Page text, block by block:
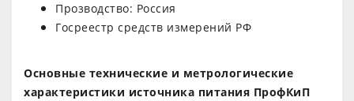
Прозводство: Россия
Госреестр средств измерений РФ
Основные технические и метрологические
характеристики источника питания ПрофКиП